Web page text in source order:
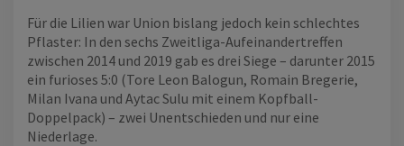
Für die Lilien war Union bislang jedoch kein schlechtes
Pflaster: In den sechs Zweitliga-Aufeinandertreffen
zwischen 2014 und 2019 gab es drei Siege – darunter 2015
ein furioses 5:0 (Tore Leon Balogun, Romain Bregerie,
Milan Ivana und Aytac Sulu mit einem Kopfball-
Doppelpack) – zwei Unentschieden und nur eine
Niederlage.